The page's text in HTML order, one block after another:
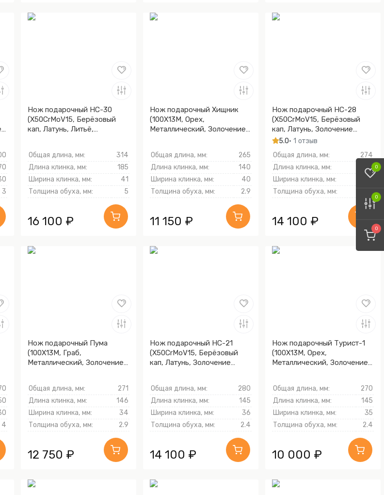
0
0
0
3
Нож подарочный НС-30
(X50CrMoV15, Берёзовый
кап, Латунь, Литьё,
Общая длина, мм:
314
Длина клинка, мм:
185
Ширина клинка, мм:
41
Толщина обуха, мм:
5
16 100 ₽
Нож подарочный Хищник
(100Х13М, Орех,
Металлический, Золочение
Общая длина, мм:
265
Длина клинка, мм:
140
Ширина клинка, мм:
40
Толщина обуха, мм:
2.9
11 150 ₽
Нож подарочный НС-28
(X50CrMoV15, Берёзовый
кап, Латунь, Золочение
клинка гарды и тыльника)
5.0• 1 отзыв
Общая длина, мм:
274
Длина клинка, мм:
144
Ширина клинка, мм:
32
Толщина обуха, мм:
2.2
14 100 ₽
4
Нож подарочный Пума
(100Х13М, Граб,
Металлический, Золочение
Общая длина, мм:
271
Длина клинка, мм:
146
Ширина клинка, мм:
34
Толщина обуха, мм:
2.9
12 750 ₽
Нож подарочный НС-21
(X50CrMoV15, Берёзовый
кап, Латунь, Золочение
Общая длина, мм:
280
Длина клинка, мм:
145
Ширина клинка, мм:
36
Толщина обуха, мм:
2.4
14 100 ₽
Нож подарочный Турист-1
(100Х13М, Орех,
Металлический, Золочение
Общая длина, мм:
270
Длина клинка, мм:
145
Ширина клинка, мм:
35
Толщина обуха, мм:
2.4
10 000 ₽